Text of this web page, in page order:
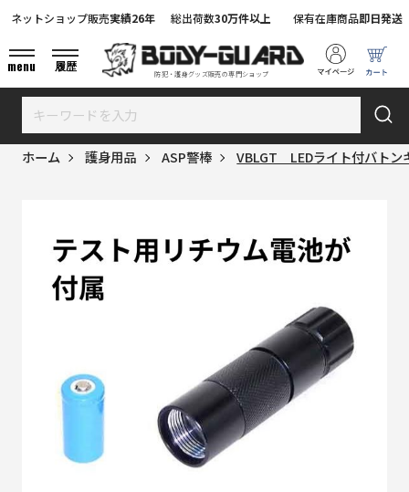
防犯・護身グッズ販売の専門ショップ
ネットショップ販売実績26年 総出荷数30万件以上 保有在庫商品即日発送
menu 履歴
ホーム 護身用品 ASP警棒 VBLGT LEDライト付バトン